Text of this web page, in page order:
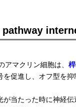
pathway
マクリン細胞は、
を促進し、オフ型を
が当たった時に神経伝